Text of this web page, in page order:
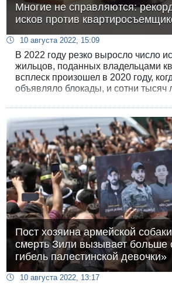
Многие не справляются:
исков против
10 августа 2022, 15:09
В 2022 году резко выросло число
жильцов, поданных владельцами
всплеск произошел в 2020 году,
объявляло блокады, и сотни
платить за квартиру.
Пост хозяина армейской
смерть Зили вызывает больше
гибель палестинской девочки»
10 августа 2022, 13:17